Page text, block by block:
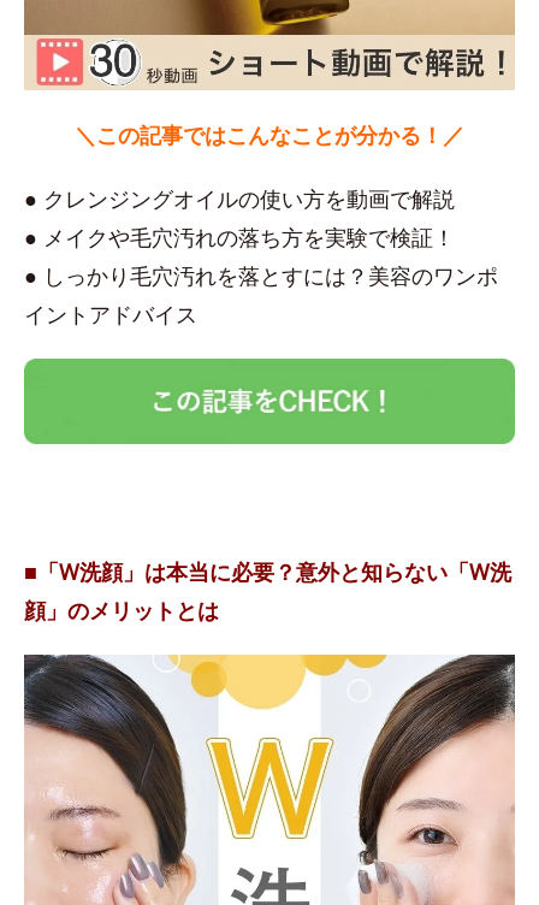
＼この記事ではこんなことが分かる！／
● クレンジングオイルの使い方を動画で解説
● メイクや毛穴汚れの落ち方を実験で検証！
● しっかり毛穴汚れを落とすには？美容のワンポ
イントアドバイス
■「W洗顔」は本当に必要？意外と知らない「W洗
顔」のメリットとは